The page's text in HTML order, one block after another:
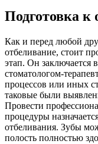
Подготовка к
Как и перед любой
отбеливание, стоит
этап. Он заключается
стоматологом-
процессов или иных
таковые были
Провести
процедуры
отбеливания. Зубы
полость полностью